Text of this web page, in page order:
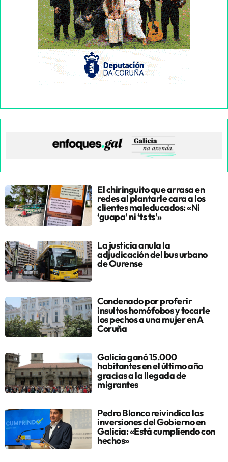
El chiringuito que arrasa en
redes al plantarle cara a los
clientes maleducados: «Ni
‘guapa’ ni ‘ts ts'»
La justicia anula la
adjudicación del bus urbano
de Ourense
Condenado por proferir
insultos homófobos y tocarle
los pechos a una mujer en A
Coruña
Galicia ganó 15.000
habitantes en el último año
gracias a la llegada de
migrantes
Pedro Blanco reivindica las
inversiones del Gobierno en
Galicia: «Está cumpliendo con
hechos»